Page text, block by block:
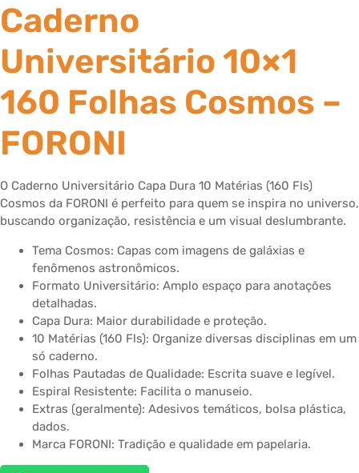
Caderno
Universitário 10×1
160 Folhas Cosmos –
FORONI
O Caderno Universitário Capa Dura 10 Matérias (160 Fls)
Cosmos da FORONI é perfeito para quem se inspira no universo,
buscando organização, resistência e um visual deslumbrante.
Tema Cosmos: Capas com imagens de galáxias e
fenômenos astronômicos.
Formato Universitário: Amplo espaço para anotações
detalhadas.
Capa Dura: Maior durabilidade e proteção.
10 Matérias (160 Fls): Organize diversas disciplinas em um
só caderno.
Folhas Pautadas de Qualidade: Escrita suave e legível.
Espiral Resistente: Facilita o manuseio.
Extras (geralmente): Adesivos temáticos, bolsa plástica,
dados.
Marca FORONI: Tradição e qualidade em papelaria.